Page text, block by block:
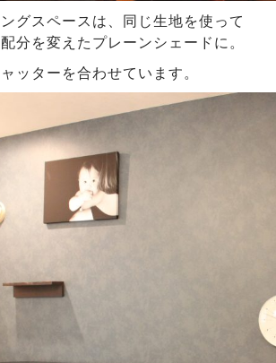
グスペースは、同じ生地を使って
分を変えたプレーンシェードに。
ッターを合わせています。